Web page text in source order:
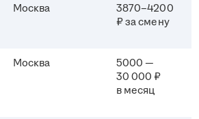
Москва
3870–4200
₽ за смену
Москва
5000 —
30 000 ₽
в месяц